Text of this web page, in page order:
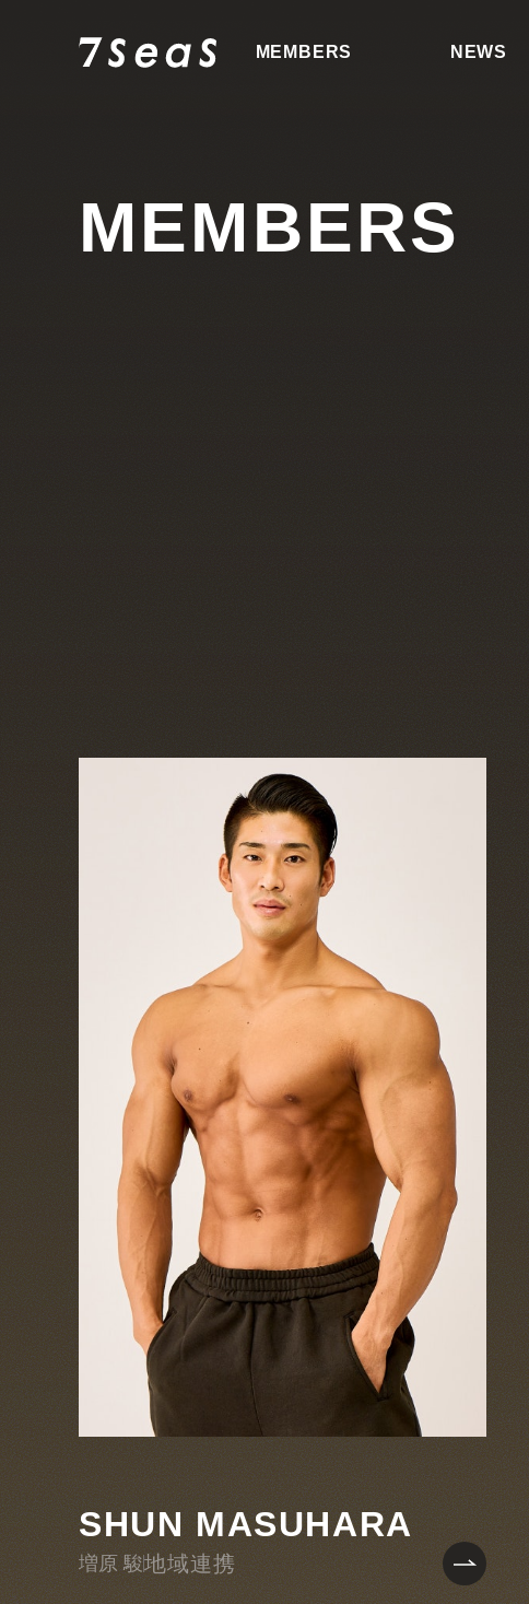
MEMBERS NEWS
MEMBERS
SHUN MASUHARA
増原 駿地域連携